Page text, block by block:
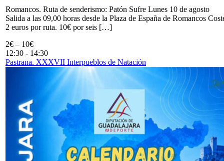
Romancos. Ruta de senderismo: Patón Sufre Lunes 10 de agosto
Salida a las 09,00 horas desde la Plaza de España de Romancos
2 euros por ruta. 10€ por seis […]
2€ – 10€
12:30 - 14:30
Pastrana. XXXVII Interpueblos de Natación